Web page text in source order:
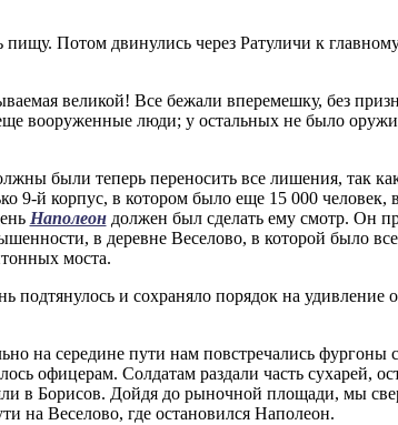
Потом двинулись через Ратуличи к
великой! Все бежали вперемешку, без
вооруженные люди; у остальных не было
были теперь переносить все лишения, так
9-й корпус, в котором было еще 15 000
Наполеондолжен был сделать ему смотр. Он
в деревне Веселово, в которой было
моста.
подтянулось и сохраняло порядок на удивление
на середине пути нам повстречались фургоны
офицерам. Солдатам раздали часть сухарей,
в Борисов. Дойдя до рыночной площади, мы
на Веселово, где остановился Наполеон.